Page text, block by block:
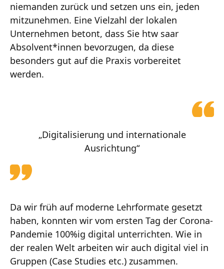
niemanden zurück und setzen uns ein, jeden
mitzunehmen. Eine Vielzahl der lokalen
Unternehmen betont, dass Sie htw saar
Absolvent*innen bevorzugen, da diese
besonders gut auf die Praxis vorbereitet
werden.
„Digitalisierung und internationale
Ausrichtung“
Da wir früh auf moderne Lehrformate gesetzt
haben, konnten wir vom ersten Tag der Corona-
Pandemie 100%ig digital unterrichten. Wie in
der realen Welt arbeiten wir auch digital viel in
Gruppen (Case Studies etc.) zusammen.